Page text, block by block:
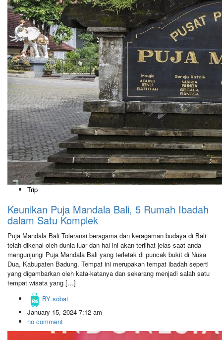
Trip
Keunikan Puja Mandala Bali, 5 Rumah Ibadah
dalam Satu Komplek
Puja Mandala Bali Toleransi beragama dan keragaman budaya di Bali
telah dikenal oleh dunia luar dan hal ini akan terlihat jelas saat anda
mengunjungi Puja Mandala Bali yang terletak di puncak bukit di Nusa
Dua, Kabupaten Badung. Tempat ini merupakan tempat ibadah seperti
yang digambarkan oleh kata-katanya dan sekarang menjadi salah satu
tempat wisata yang […]
BY sobat
January 15, 2024 7:12 am
no comment